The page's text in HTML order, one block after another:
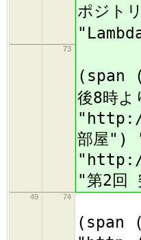
ポジ
73
(span
後8時
"http://
部屋")
"第2回
49 74
(span